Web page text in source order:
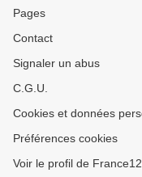
Pages
Contact
Signaler un abus
C.G.U.
Cookies et données
Préférences cookies
Voir le profil de